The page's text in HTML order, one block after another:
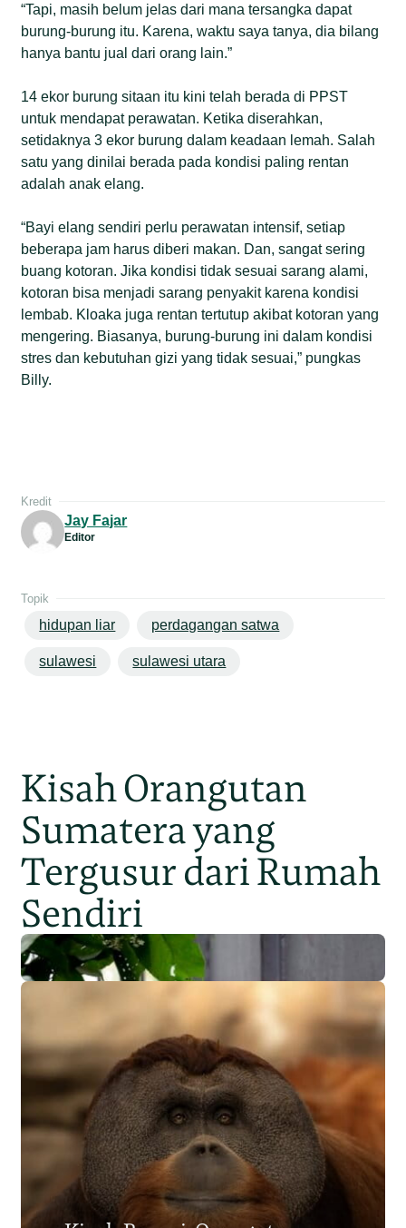
“Tapi, masih belum jelas dari mana tersangka dapat
burung-burung itu. Karena, waktu saya tanya, dia bilang
hanya bantu jual dari orang lain.”
14 ekor burung sitaan itu kini telah berada di PPST
untuk mendapat perawatan. Ketika diserahkan,
setidaknya 3 ekor burung dalam keadaan lemah. Salah
satu yang dinilai berada pada kondisi paling rentan
adalah anak elang.
“Bayi elang sendiri perlu perawatan intensif, setiap
beberapa jam harus diberi makan. Dan, sangat sering
buang kotoran. Jika kondisi tidak sesuai sarang alami,
kotoran bisa menjadi sarang penyakit karena kondisi
lembab. Kloaka juga rentan tertutup akibat kotoran yang
mengering. Biasanya, burung-burung ini dalam kondisi
stres dan kebutuhan gizi yang tidak sesuai,” pungkas
Billy.
Kredit
Jay Fajar
Editor
Topik
hidupan liar perdagangan satwa
sulawesi sulawesi utara
Kisah Orangutan
Sumatera yang
Tergusur dari Rumah
Sendiri
Populasi Orangutan
Sumatera Berkurang 2.700